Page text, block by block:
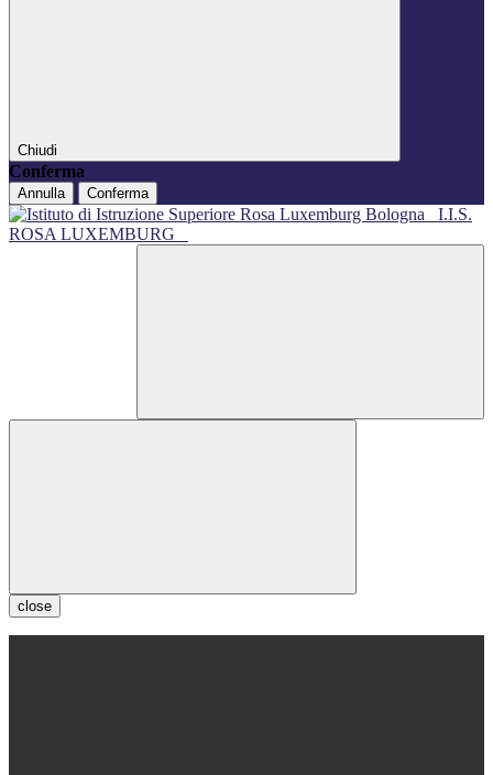
Chiudi
Conferma
Annulla Conferma
I.I.S.
ROSA LUXEMBURG
close